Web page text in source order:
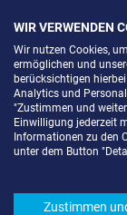
WIR VERWENDEN
Wir nutzen Cookies,
ermöglichen und
berücksichtigen
Analytics und
"Zustimmen und
Einwilligung jederzeit
Informationen zu den
unter dem Button
Zustimmen